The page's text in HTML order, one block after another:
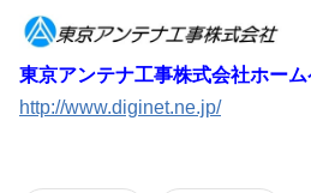
東京アンテナ工事株式会社ホー
http://www.diginet.ne.jp/